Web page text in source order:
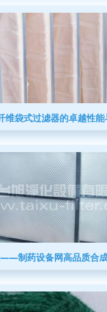
维袋式过滤器的卓越性
制药设备网高品质合